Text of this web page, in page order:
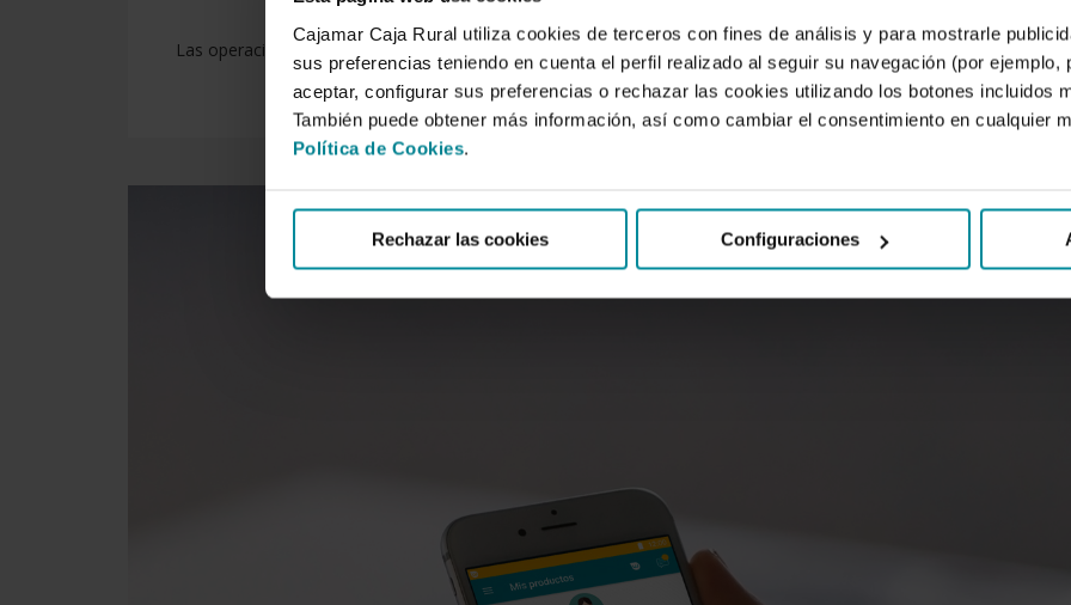
Cajamar Caja Rural utiliza cookies de terceros con fines de análisis y para mostrarle
sus preferencias teniendo en cuenta el perfil realizado al seguir su navegación (por ejemplo,
aceptar, configurar sus preferencias o rechazar las cookies utilizando los botones incluidos
También puede obtener más información, así como cambiar el consentimiento en cualquier
Política de Cookies.
Rechazar las cookies Configuraciones
Las operaciones en ventanilla en nuestras oficinas se han reducido a menos de la mitad desde 2016, y más del…